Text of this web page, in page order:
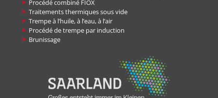
Procédé combiné FIOX
Traitements thermiques sous vide
Trempe à l’huile, à l’eau, à l’air
Procédé de trempe par induction
Brunissage